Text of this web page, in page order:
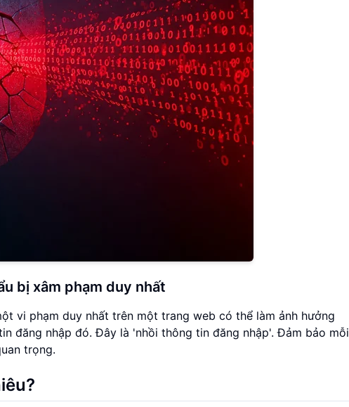
bị xâm phạm duy nhất
vi phạm duy nhất trên một trang web có thể làm ảnh hưởng
đăng nhập đó. Đây là 'nhồi thông tin đăng nhập'. Đảm bảo mỗi
trọng.